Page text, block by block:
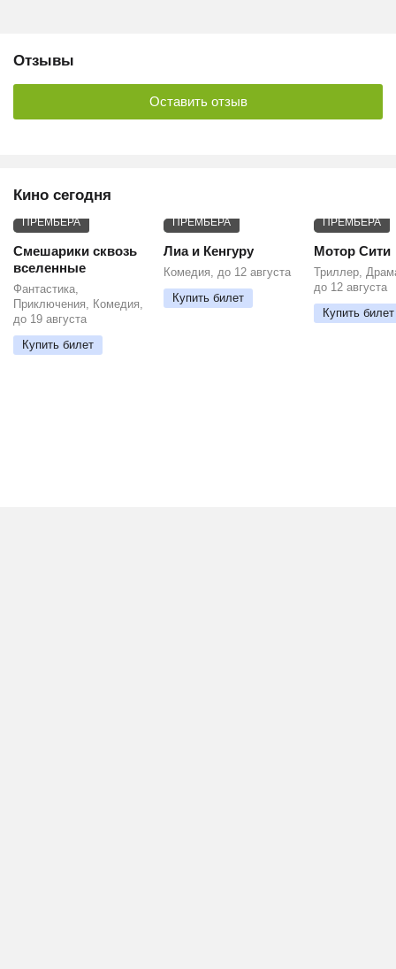
Отзывы
Оставить отзыв
Кино сегодня
ПРЕМЬЕРА
Смешарики сквозь
вселенные
Фантастика,
Приключения, Комедия,
до 19 августа
Купить билет
ПРЕМЬЕРА
Лиа и Кенгуру
Комедия, до 12 августа
Купить билет
ПРЕМЬЕРА
Мотор Сити
Триллер,
до 12 августа
Купить билет